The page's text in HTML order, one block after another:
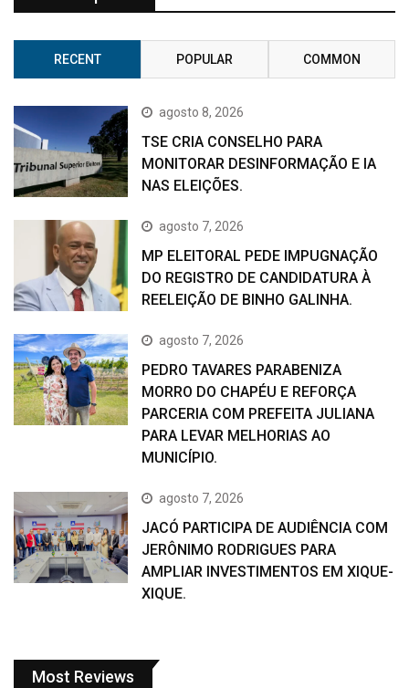
RECENT POPULAR COMMON
agosto 8, 2026
TSE CRIA CONSELHO PARA
MONITORAR DESINFORMAÇÃO E IA
NAS ELEIÇÕES.
agosto 7, 2026
MP ELEITORAL PEDE IMPUGNAÇÃO
DO REGISTRO DE CANDIDATURA À
REELEIÇÃO DE BINHO GALINHA.
agosto 7, 2026
PEDRO TAVARES PARABENIZA
MORRO DO CHAPÉU E REFORÇA
PARCERIA COM PREFEITA JULIANA
PARA LEVAR MELHORIAS AO
MUNICÍPIO.
agosto 7, 2026
JACÓ PARTICIPA DE AUDIÊNCIA COM
JERÔNIMO RODRIGUES PARA
AMPLIAR INVESTIMENTOS EM XIQUE-
XIQUE.
Most Reviews